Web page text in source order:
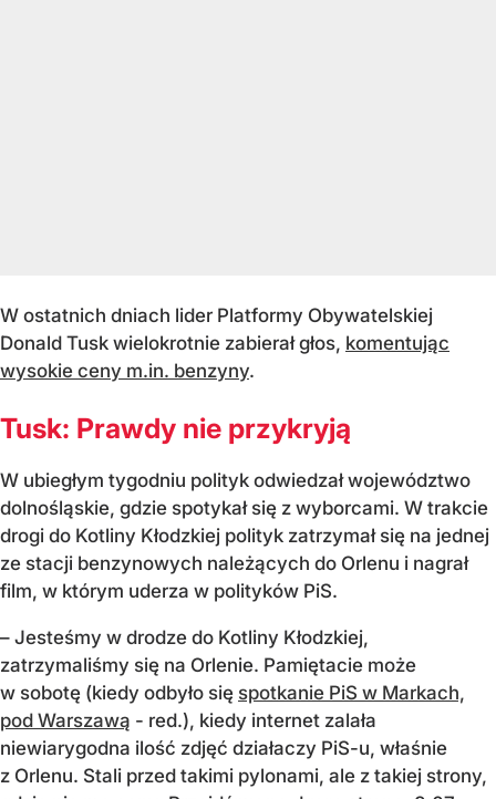
W ostatnich dniach lider Platformy Obywatelskiej
Donald Tusk wielokrotnie zabierał głos, komentując
wysokie ceny m.in. benzyny.
Tusk: Prawdy nie przykryją
W ubiegłym tygodniu polityk odwiedzał województwo
dolnośląskie, gdzie spotykał się z wyborcami. W trakcie
drogi do Kotliny Kłodzkiej polityk zatrzymał się na jednej
ze stacji benzynowych należących do Orlenu i nagrał
film, w którym uderza w polityków PiS.
– Jesteśmy w drodze do Kotliny Kłodzkiej,
zatrzymaliśmy się na Orlenie. Pamiętacie może
w sobotę (kiedy odbyło się spotkanie PiS w Markach,
pod Warszawą - red.), kiedy internet zalała
niewiarygodna ilość zdjęć działaczy PiS-u, właśnie
z Orlenu. Stali przed takimi pylonami, ale z takiej strony,